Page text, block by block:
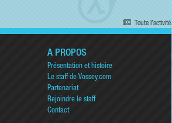
Toute l’activité
A PROPOS
Présentation et histoire
Le staff de Vossey.com
Partenariat
Rejoindre le staff
Contact